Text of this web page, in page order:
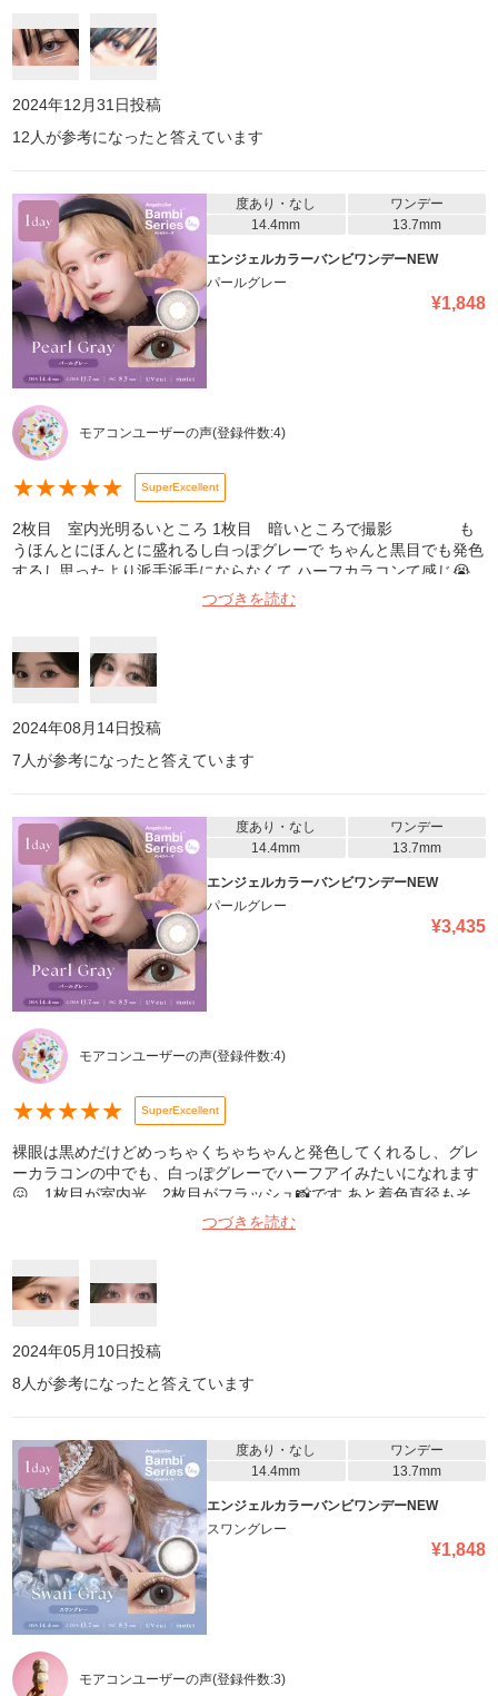
合わせると一気にドール感が出てくれる優秀グレーです！！友だち
にも「お人形さんみたいなカラコンだね」とお褒めいただきました
で、綺麗に瞳を強調してくれる感じなのがとってもお気に入りです
🫶 •個人的に二枚目のようにフラッシュなどの光源の近くで撮ると
白っぽく色が抜けるのが現実離れしたかわいさが出るところが気に
たので、迷ってる方ぜひ買ってみて下さい虜になります👍👍👍
2024年12月31日投稿
12 人が参考になったと答えています
度あり・なし
ワンデー
14.4mm
13.7mm
エンジェルカラーバンビワンデーNEW
パールグレー
¥1,848
モアコンユーザーの声(登録件数:4)
★★★★★ SuperExcellent
2枚目 室内光明るいところ 1枚目 暗いところで撮影 も
うほんとにほんとに盛れるし白っぽグレーで ちゃんと黒目でも発色
するし思ったより派手派手にならなくて ハーフカラコンて感じ😭
😭😭😭 もうこれがないと生きていけないレベル😵‍💫フラッシュでも
つづきを読む
2024年08月14日投稿
7 人が参考になったと答えています
度あり・なし
ワンデー
14.4mm
13.7mm
エンジェルカラーバンビワンデーNEW
パールグレー
¥3,435
モアコンユーザーの声(登録件数:4)
★★★★★ SuperExcellent
裸眼は黒めだけどめっちゃくちゃちゃんと発色してくれるし、グレ
ーカラコンの中でも、白っぽグレーでハーフアイみたいになれます
😖 1枚目が室内光、2枚目がフラッシュ📸です あと着色直径もそ
れなりに大きくて、フチもそこまではっきりじゃないけどしっかり
盛れるようになってて不自然じゃないし最高です ワンマンスでて
つづきを読む
2024年05月10日投稿
8 人が参考になったと答えています
度あり・なし
ワンデー
14.4mm
13.7mm
エンジェルカラーバンビワンデーNEW
スワングレー
¥1,848
モアコンユーザーの声(登録件数:3)